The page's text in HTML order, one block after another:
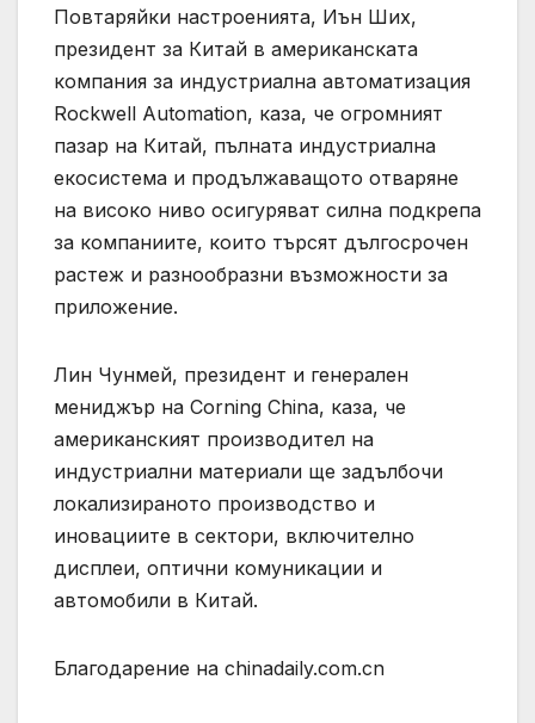
Повтаряйки настроенията, Иън Ших,
президент за Китай в американската
компания за индустриална автоматизация
Rockwell Automation, каза, че огромният
пазар на Китай, пълната индустриална
екосистема и продължаващото отваряне
на високо ниво осигуряват силна подкрепа
за компаниите, които търсят дългосрочен
растеж и разнообразни възможности за
приложение.
Лин Чунмей, президент и генерален
мениджър на Corning China, каза, че
американският производител на
индустриални материали ще задълбочи
локализираното производство и
иновациите в сектори, включително
дисплеи, оптични комуникации и
автомобили в Китай.
Благодарение на chinadaily.com.cn